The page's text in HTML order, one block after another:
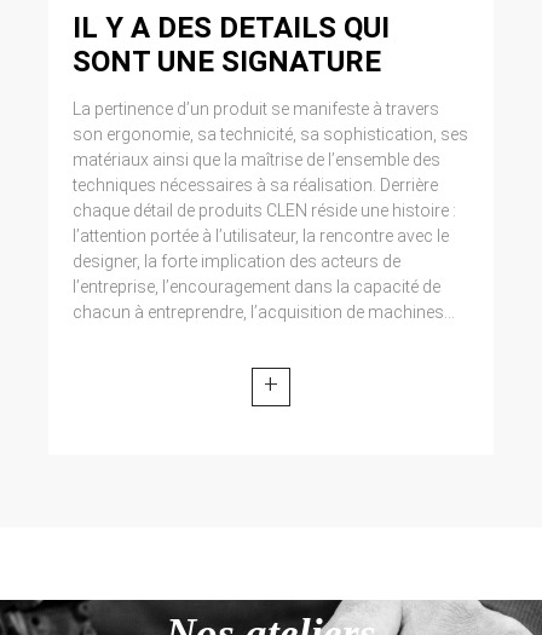
IL Y A DES DETAILS QUI
SONT UNE SIGNATURE
La pertinence d’un produit se manifeste à travers
son ergonomie, sa technicité, sa sophistication, ses
matériaux ainsi que la maîtrise de l’ensemble des
techniques nécessaires à sa réalisation. Derrière
chaque détail de produits CLEN réside une histoire :
l’attention portée à l’utilisateur, la rencontre avec le
designer, la forte implication des acteurs de
l’entreprise, l’encouragement dans la capacité de
chacun à entreprendre, l’acquisition de machines...
+